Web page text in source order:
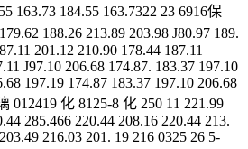
163.73 184.55 163.7322 23 6916保
188.26 213.89 203.98 J80.97 189.
201.12 210.90 178.44 187.11
J97.10 206.68 174.87. 183.37 197.10
197.19 174.87 183.37 197.10 206.68
012419 化 8125-8 化 250 11 221.99
285.466 220.44 208.16 220.44 213.
216.03 201. 19 216 0325 26 5-